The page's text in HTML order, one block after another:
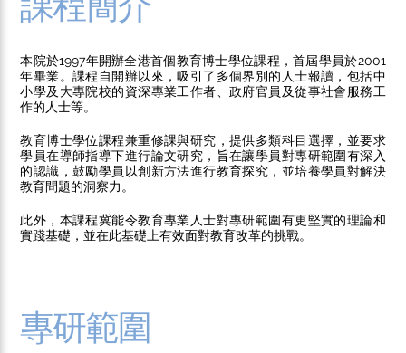
本院於1997年開辦全港首個教育博士學位課程，首屆學員於2001
年畢業。課程自開辦以來，吸引了多個界別的人士報讀，包括中
小學及大專院校的資深專業工作者、政府官員及從事社會服務工
作的人士等。
教育博士學位課程兼重修課與研究，提供多類科目選擇，並要求
學員在導師指導下進行論文研究，旨在讓學員對專研範圍有深入
的認識，鼓勵學員以創新方法進行教育探究，並培養學員對解決
教育問題的洞察力。
此外，本課程冀能令教育專業人士對專研範圍有更堅實的理論和
實踐基礎，並在此基礎上有效面對教育改革的挑戰。
專研範圍